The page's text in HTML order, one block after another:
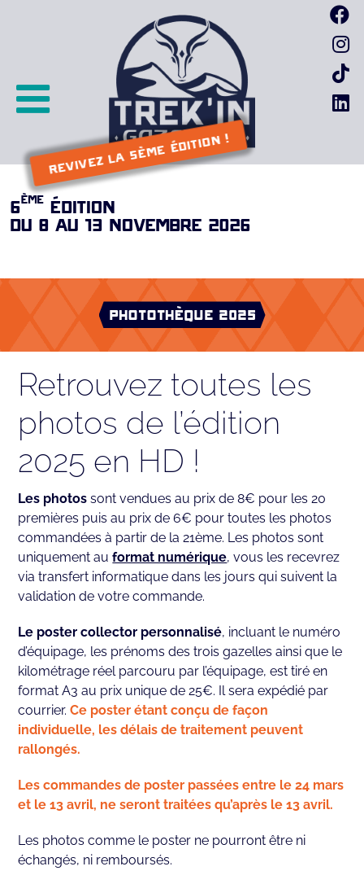
REVIVEZ LA 5ème ÉDITION !
6èmeÉDITION
DU 8 AU 13 NOVEMBRE 2026
PHOTOTHÈQUE 2025
Retrouvez toutes les
photos de l’édition
2025 en HD !
Les photos sont vendues au prix de 8€ pour les 20
premières puis au prix de 6€ pour toutes les photos
commandées à partir de la 21ème. Les photos sont
uniquement auformat numérique, vous les recevrez
via transfert informatique dans les jours qui suivent la
validation de votre commande.
Le poster collector personnalisé, incluant le numéro
d’équipage, les prénoms des trois gazelles ainsi que le
kilométrage réel parcouru par l’équipage, est tiré en
format A3 au prix unique de 25€. Il sera expédié par
courrier.Ce poster étant conçu de façon
individuelle, les délais de traitement peuvent
rallongés.
Les commandes de poster passées entre le 24 mars
et le 13 avril, ne seront traitées qu’après le 13 avril.
Les photos comme le poster ne pourront être ni
échangés, ni remboursés.